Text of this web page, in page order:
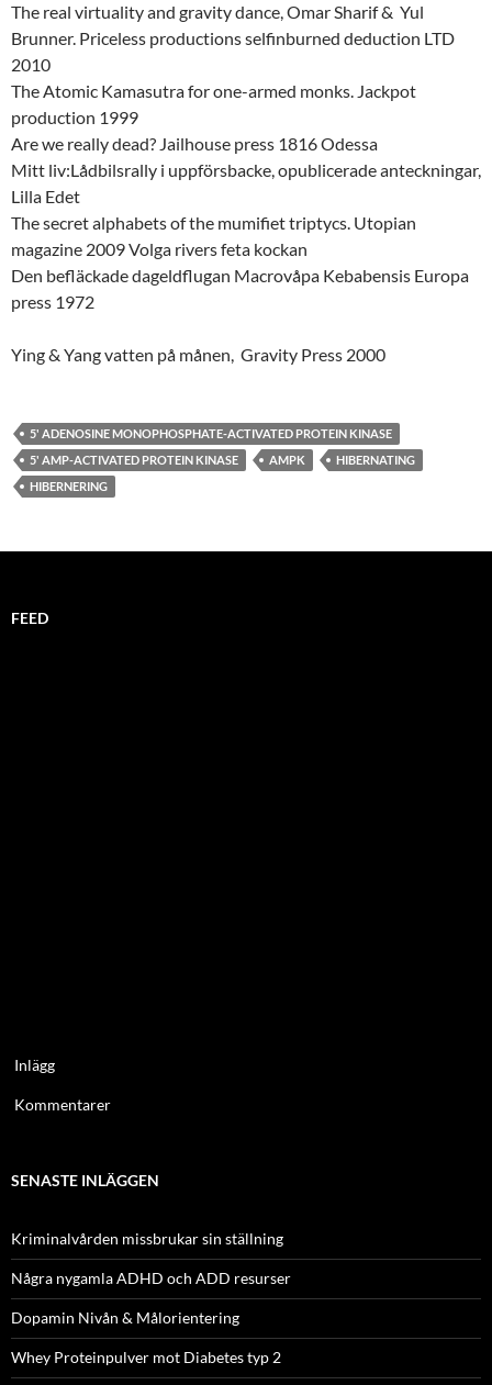
The real virtuality and gravity dance, Omar Sharif & Yul
Brunner. Priceless productions selfinburned deduction LTD
2010
The Atomic Kamasutra for one-armed monks. Jackpot
production 1999
Are we really dead? Jailhouse press 1816 Odessa
Mitt liv:Lådbilsrally i uppförsbacke, opublicerade anteckningar,
Lilla Edet
The secret alphabets of the mumifiet triptycs. Utopian
magazine 2009 Volga rivers feta kockan
Den befläckade dageldflugan Macrovåpa Kebabensis Europa
press 1972
Ying & Yang vatten på månen, Gravity Press 2000
5' ADENOSINE MONOPHOSPHATE-ACTIVATED PROTEIN KINASE
5' AMP-ACTIVATED PROTEIN KINASE
AMPK
HIBERNATING
HIBERNERING
FEED
Inlägg
Kommentarer
SENASTE INLÄGGEN
Kriminalvården missbrukar sin ställning
Några nygamla ADHD och ADD resurser
Dopamin Nivån & Målorientering
Whey Proteinpulver mot Diabetes typ 2